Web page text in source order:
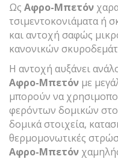
Ως Αφρο-Μπετόν
τσιμεντοκονιάματα ή
και αντοχή σαφώς
κανονικών
H αντοχή αυξάνει
Αφρο-Μπετόν με
μπορούν να
φερόντων δομικών
δομικά στοιχεία,
θερμομονωτικές
Αφρο-Μπετόν